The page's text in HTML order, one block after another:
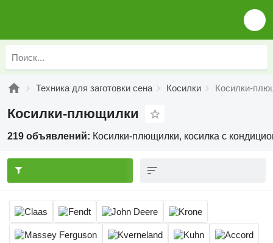
Техника для заготовки сена Косилки Косилки-
Косилки-плющилки
219 объявлений: Косилки-плющилки, косилка с